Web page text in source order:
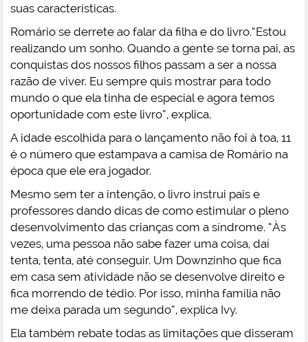
suas características.
Romário se derrete ao falar da filha e do livro.“Estou
realizando um sonho. Quando a gente se torna pai, as
conquistas dos nossos filhos passam a ser a nossa
razão de viver. Eu sempre quis mostrar para todo
mundo o que ela tinha de especial e agora temos
oportunidade com este livro”, explica.
A idade escolhida para o lançamento não foi à toa, 11
é o número que estampava a camisa de Romário na
época que ele era jogador.
Mesmo sem ter a intenção, o livro instrui pais e
professores dando dicas de como estimular o pleno
desenvolvimento das crianças com a síndrome. “Às
vezes, uma pessoa não sabe fazer uma coisa, daí
tenta, tenta, até conseguir. Um Downzinho que fica
em casa sem atividade não se desenvolve direito e
fica morrendo de tédio. Por isso, minha família não
me deixa parada um segundo”, explica Ivy.
Ela também rebate todas as limitações que disseram